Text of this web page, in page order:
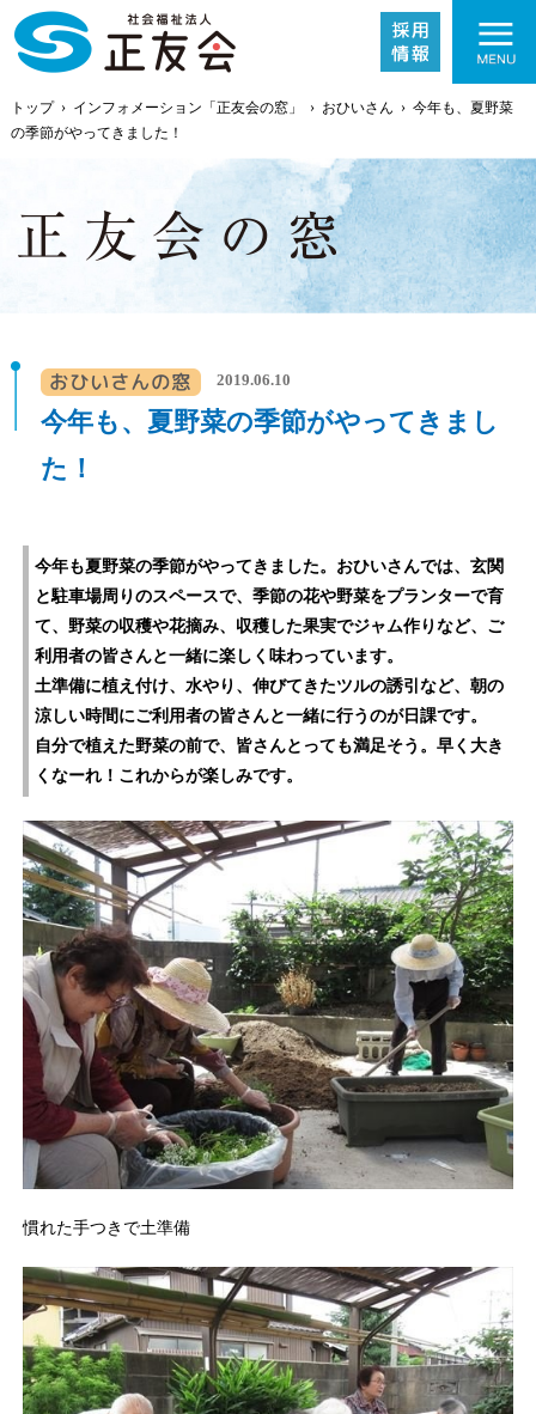
事業内容
採用情報
トップ› インフォメーション「正友会の窓」 › おひいさん › 今年も、夏野菜
の季節がやってきました！
2019.06.10
今年も、夏野菜の季節がやってきまし
た！
今年も夏野菜の季節がやってきました。おひいさんでは、玄関
と駐車場周りのスペースで、季節の花や野菜をプランターで育
て、野菜の収穫や花摘み、収穫した果実でジャム作りなど、ご
利用者の皆さんと一緒に楽しく味わっています。
土準備に植え付け、水やり、伸びてきたツルの誘引など、朝の
涼しい時間にご利用者の皆さんと一緒に行うのが日課です。
自分で植えた野菜の前で、皆さんとっても満足そう。早く大き
くなーれ！これからが楽しみです。
慣れた手つきで土準備